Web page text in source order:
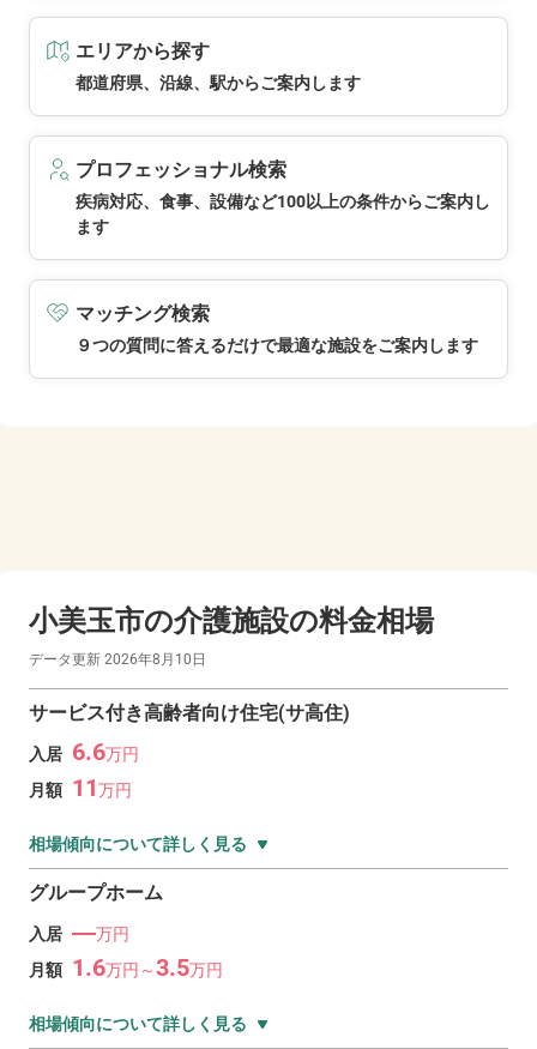
エリアから探す
都道府県、沿線、駅からご案内します
プロフェッショナル検索
疾病対応、食事、設備など100以上の条件からご案内し
ます
マッチング検索
９つの質問に答えるだけで最適な施設をご案内します
小美玉市の介護施設の料金相場
データ更新 2026年8月10日
サービス付き高齢者向け住宅(サ高住)
入居 6.6万円
月額 11万円
相場傾向について詳しく見る
グループホーム
入居 ―万円
月額 1.6万円～3.5万円
相場傾向について詳しく見る